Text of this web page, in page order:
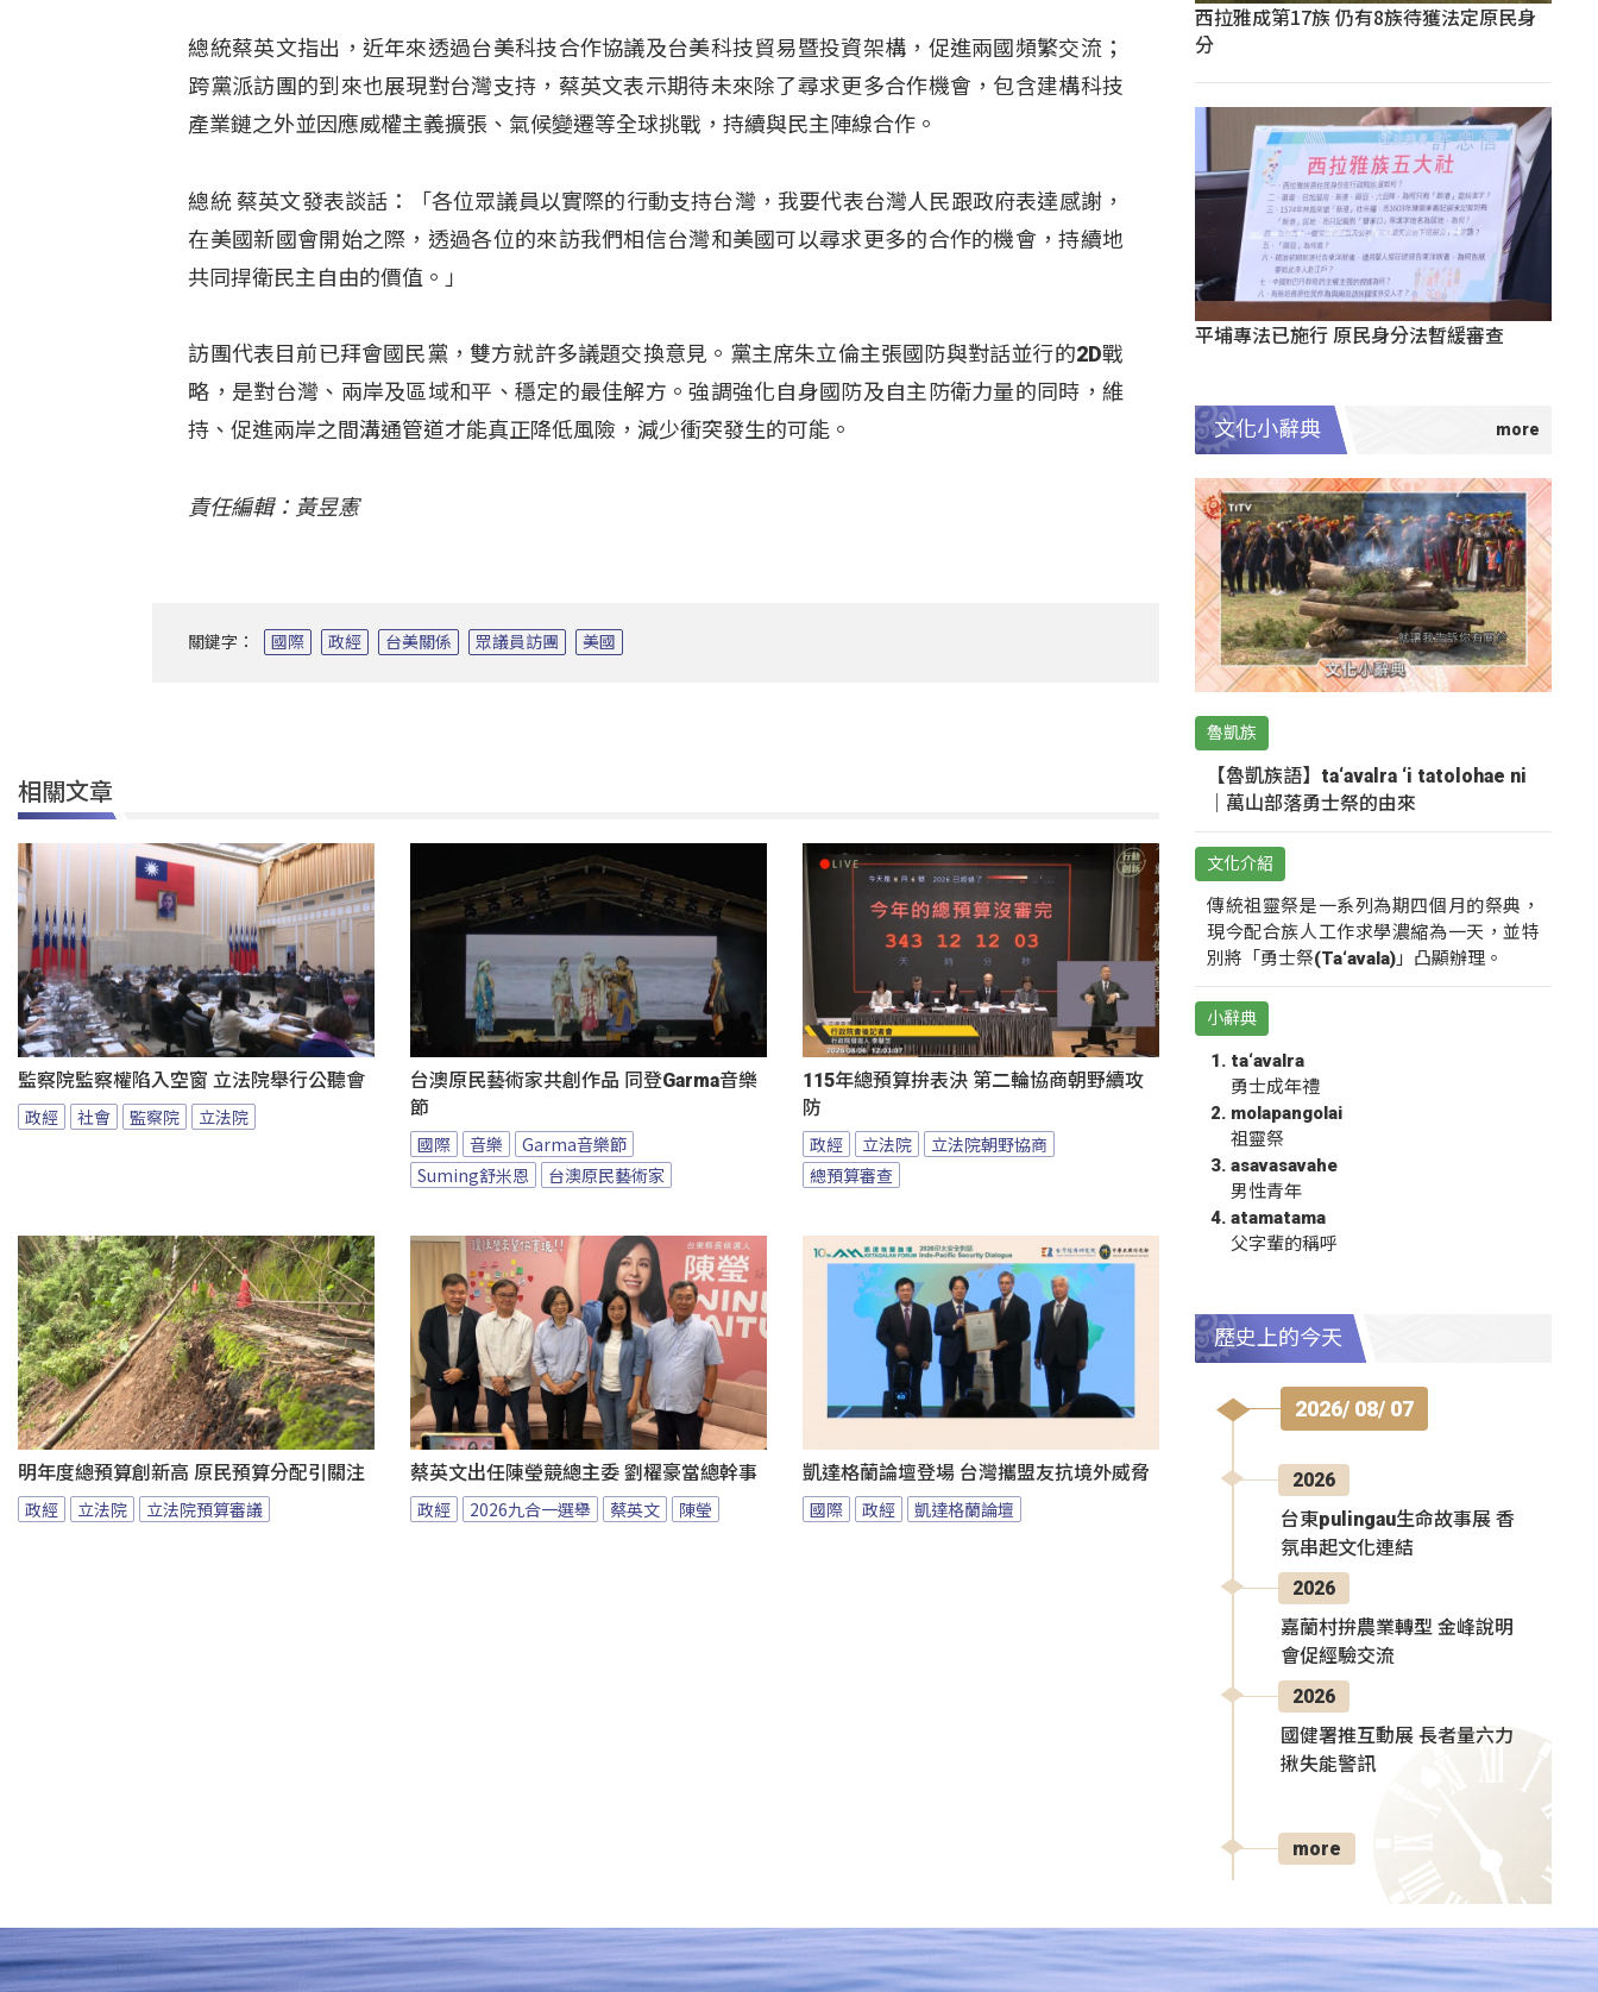
總統蔡英文指出，近年來透過台美科技合作協議及台美科技貿易暨投資架構，促進兩國頻繁交流；
跨黨派訪團的到來也展現對台灣支持，蔡英文表示期待未來除了尋求更多合作機會，包含建構科技
產業鏈之外並因應威權主義擴張、氣候變遷等全球挑戰，持續與民主陣線合作。
總統 蔡英文發表談話：「各位眾議員以實際的行動支持台灣，我要代表台灣人民跟政府表達感謝，
在美國新國會開始之際，透過各位的來訪我們相信台灣和美國可以尋求更多的合作的機會，持續地
共同捍衛民主自由的價值。」
訪團代表目前已拜會國民黨，雙方就許多議題交換意見。黨主席朱立倫主張國防與對話並行的2D戰
略，是對台灣、兩岸及區域和平、穩定的最佳解方。強調強化自身國防及自主防衛力量的同時，維
持、促進兩岸之間溝通管道才能真正降低風險，減少衝突發生的可能。
責任編輯：黃昱憲
關鍵字： 國際 政經 台美關係 眾議員訪團 美國
相關文章
監察院監察權陷入空窗 立法院舉行公聽會
政經 社會 監察院 立法院
台澳原民藝術家共創作品 同登Garma音樂
節
國際 音樂
Garma音樂節
Suming舒米恩
台澳原民藝術家
115年總預算拚表決 第二輪協商朝野續攻
防
政經 立法院
立法院朝野協商
總預算審查
明年度總預算創新高 原民預算分配引關注
政經 立法院 立法院預算審議
蔡英文出任陳瑩競總主委 劉櫂豪當總幹事
政經 2026九合一選舉 蔡英文 陳瑩
凱達格蘭論壇登場 台灣攜盟友抗境外威脅
國際 政經 凱達格蘭論壇
西拉雅成第17族 仍有8族待獲法定原民身
分
平埔專法已施行 原民身分法暫緩審查
文化小辭典
魯凱族
【魯凱族語】ta‘avalra ‘i tatolohae ni
｜萬山部落勇士祭的由來
文化介紹
傳統祖靈祭是一系列為期四個月的祭典，
現今配合族人工作求學濃縮為一天，並特
別將「勇士祭(Ta‘avala)」凸顯辦理。
小辭典
ta‘avalra
勇士成年禮
molapangolai
祖靈祭
asavasavahe
男性青年
atamatama
父字輩的稱呼
歷史上的今天
2026/ 08/ 07
2026
台東pulingau生命故事展 香
氛串起文化連結
2026
嘉蘭村拚農業轉型 金峰說明
會促經驗交流
2026
國健署推互動展 長者量六力
揪失能警訊
more